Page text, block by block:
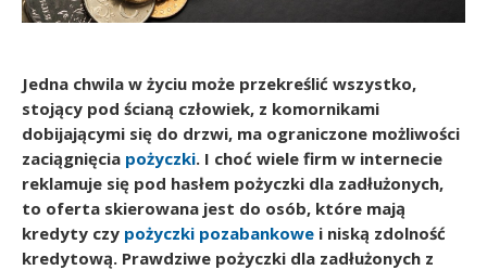
Jedna chwila w życiu może przekreślić wszystko,
stojący pod ścianą człowiek, z komornikami
dobijającymi się do drzwi, ma ograniczone możliwości
zaciągnięcia pożyczki. I choć wiele firm w internecie
reklamuje się pod hasłem pożyczki dla zadłużonych,
to oferta skierowana jest do osób, które mają
kredyty czy pożyczki pozabankowe i niską zdolność
kredytową. Prawdziwe pożyczki dla zadłużonych z